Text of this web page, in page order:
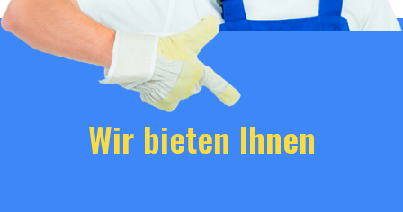
Wir bieten Ihnen